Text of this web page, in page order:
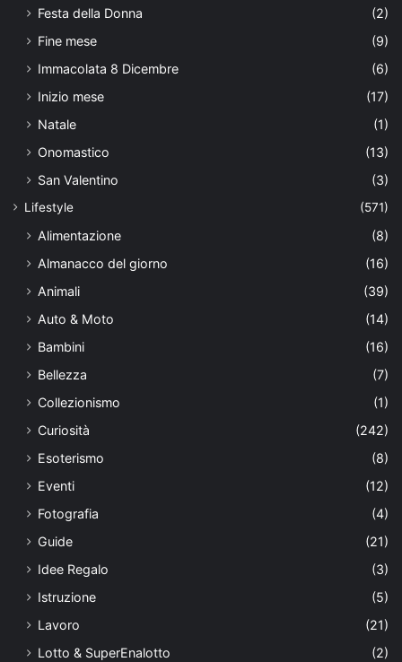
Festa della Donna
(2)
Fine mese
(9)
Immacolata 8 Dicembre
(6)
Inizio mese
(17)
Natale
(1)
Onomastico
(13)
San Valentino
(3)
Lifestyle (571)
Alimentazione
(8)
Almanacco del giorno
(16)
Animali
(39)
Auto & Moto
(14)
Bambini
(16)
Bellezza
(7)
Collezionismo
(1)
Curiosità
(242)
Esoterismo
(8)
Eventi
(12)
Fotografia
(4)
Guide
(21)
Idee Regalo
(3)
Istruzione
(5)
Lavoro
(21)
Lotto & SuperEnalotto
(2)